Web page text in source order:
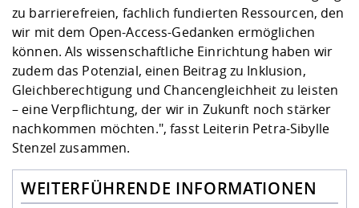
zu barrierefreien, fachlich fundierten Ressourcen, den
wir mit dem Open-Access-Gedanken ermöglichen
können. Als wissenschaftliche Einrichtung haben wir
zudem das Potenzial, einen Beitrag zu Inklusion,
Gleichberechtigung und Chancengleichheit zu leisten
– eine Verpflichtung, der wir in Zukunft noch stärker
nachkommen möchten.", fasst Leiterin Petra-Sibylle
Stenzel zusammen.
WEITERFÜHRENDE INFORMATIONEN